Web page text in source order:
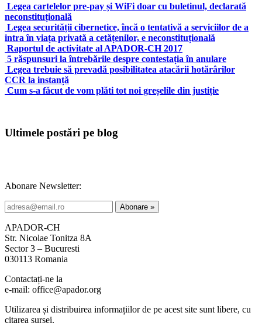
Legea cartelelor pre-pay și WiFi doar cu buletinul, declarată
neconstituțională
Legea securității cibernetice, încă o tentativă a serviciilor de a
intra în viața privată a cetățenilor, e neconstituțională
Raportul de activitate al APADOR-CH 2017
5 răspunsuri la întrebările despre contestația în anulare
Legea trebuie să prevadă posibilitatea atacării hotărârilor
CCR la instanță
Cum s-a făcut de vom plăti tot noi greșelile din justiție
Ultimele postări pe blog
Abonare Newsletter:
APADOR-CH
Str. Nicolae Tonitza 8A
Sector 3 – Bucuresti
030113 Romania
Contactați-ne la
e-mail: office@apador.org
Utilizarea și distribuirea informațiilor de pe acest site sunt libere, cu
citarea sursei.